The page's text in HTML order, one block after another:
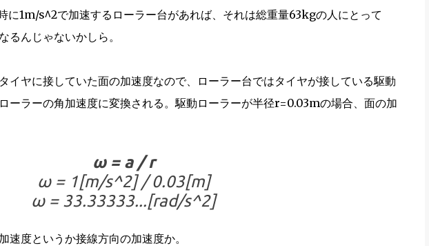
に1m/s^2で加速するローラー台があれば、それは総重量63kgの人にとって
るんじゃないかしら。
イヤに接していた面の加速度なので、ローラー台ではタイヤが接している駆動
ーラーの角加速度に変換される。駆動ローラーが半径r=0.03mの場合、面の加
ω = a / r
ω = 1[m/s^2] / 0.03[m]
ω = 33.33333...[rad/s^2]
速度というか接線方向の加速度か。